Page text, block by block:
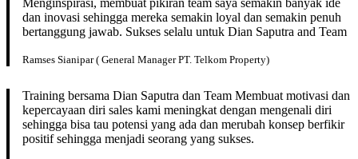
dan inovasi sehingga mereka semakin loyal dan semakin penuh
bertanggung jawab. Sukses selalu untuk Dian Saputra and Team
Ramses Sianipar ( General Manager PT. Telkom Property)
Training bersama Dian Saputra dan Team Membuat motivasi dan
kepercayaan diri sales kami meningkat dengan mengenali diri
sehingga bisa tau potensi yang ada dan merubah konsep berfikir
positif sehingga menjadi seorang yang sukses.